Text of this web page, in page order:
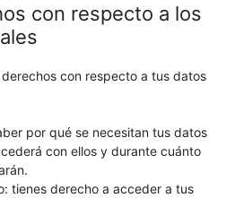
con respecto a los
con respecto a tus datos
por qué se necesitan tus datos
con ellos y durante cuánto
tienes derecho a acceder a tus